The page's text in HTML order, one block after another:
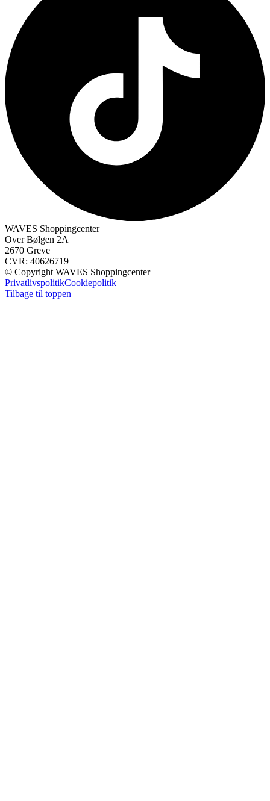
WAVES Shoppingcenter
Over Bølgen 2A
2670 Greve
CVR: 40626719
© Copyright WAVES Shoppingcenter
PrivatlivspolitikCookiepolitik
Tilbage til toppen